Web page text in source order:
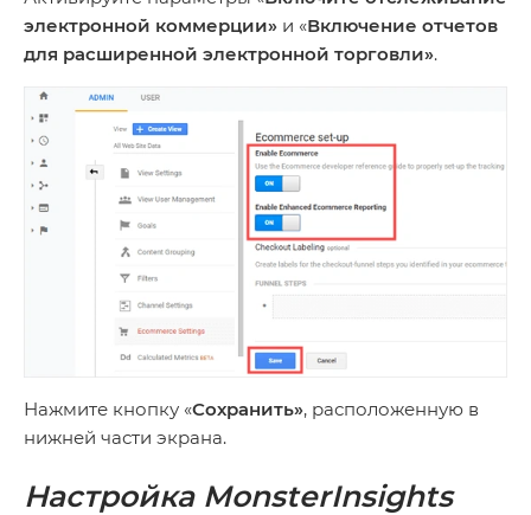
электронной коммерции» и «Включение отчетов
для расширенной электронной торговли».
Нажмите кнопку «Сохранить», расположенную в
нижней части экрана.
Настройка MonsterInsights